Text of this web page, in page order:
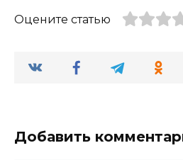
Оцените статью
Добавить